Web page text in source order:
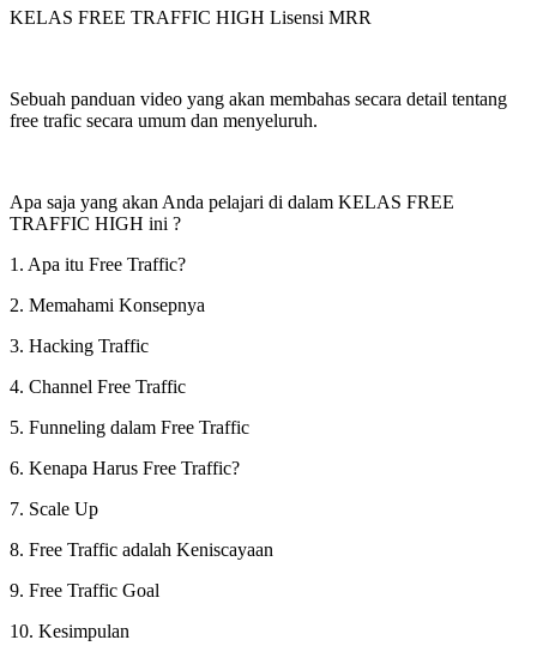
KELAS FREE TRAFFIC HIGH Lisensi MRR
Sebuah panduan video yang akan membahas secara detail tentang
free trafic secara umum dan menyeluruh.
Apa saja yang akan Anda pelajari di dalam KELAS FREE
TRAFFIC HIGH ini ?
1. Apa itu Free Traffic?
2. Memahami Konsepnya
3. Hacking Traffic
4. Channel Free Traffic
5. Funneling dalam Free Traffic
6. Kenapa Harus Free Traffic?
7. Scale Up
8. Free Traffic adalah Keniscayaan
9. Free Traffic Goal
10. Kesimpulan